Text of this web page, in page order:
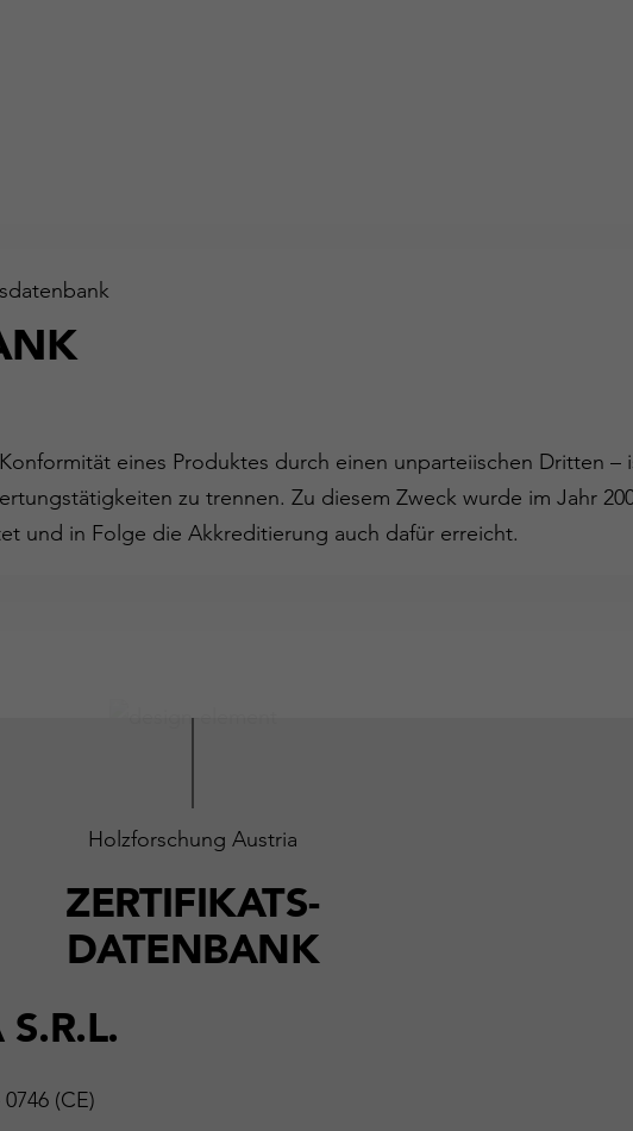
eines Produktes durch einen unparteiischen Dritten –
zu trennen. Zu diesem Zweck wurde im Jahr
und in Folge die Akkreditierung auch dafür erreicht.
Holzforschung Austria
ZERTIFIKATS-
DATENBANK
(CE)